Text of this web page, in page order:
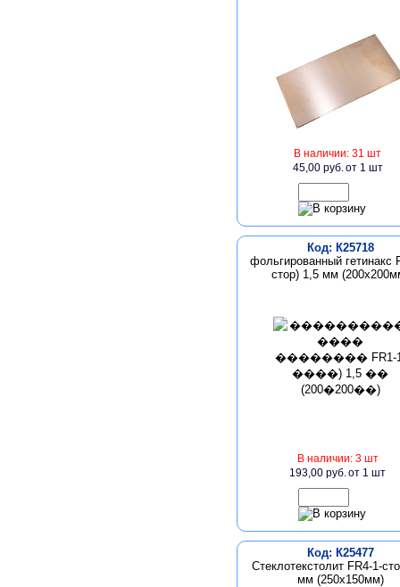
В наличии: 31 шт
45,00 руб.от 1 шт
Код: К25718
фольгированный гетинакс
стор) 1,5 мм
В наличии: 3 шт
193,00 руб.от 1 шт
Код: К25477
Стеклотекстолит FR4-1-
мм (250х150мм)